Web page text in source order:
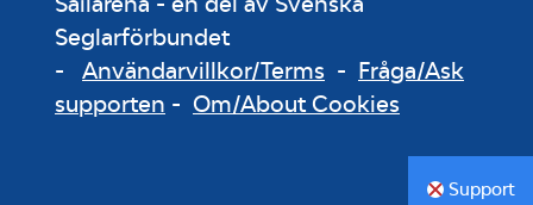
Seglarförbundet
- Användarvillkor/Terms - Fråga/Ask
supporten - Om/About Cookies
Support